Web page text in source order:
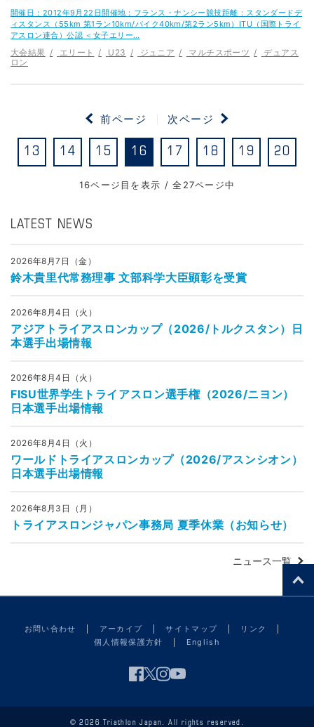
開催日：2012年9月22日開催地：フランス・ナンシー競技距離：スタンダードデ
ィスタンス（55km 第1ラン10km/バイク40km/第2ラン5km）ITU（国際トライ
アスロン連合）公認 ＜女子エリー…
大会結果 エリート U23 ジュニア マルチスポーツ
デュアス
ロン
16ページ目を表示 / 全27ページ中
前ページ
13 14 15 16 17 18 19 20
次ページ
LATEST NEWS
2026年8月7日（金）
鈴木貴里代常務理事 文部科学大臣顕彰を受賞
2026年8月4日（火）
アジアトライアスロンカップ（2026/トルクスタン）日
本選手出場情報
2026年8月4日（火）
FISU世界学生トライアスロン選手権（2026/ニヨン）
日本選手出場情報
2026年8月4日（火）
ワールドトライアスロンカップ（2026/アスンシオン）
日本選手出場情報
2026年8月3日（月）
トライアスロンジャパン事務局 夏季休業（お知らせ）
ニュース一覧
お問い合わせ アーカイブ サイトマップ
リンク
個人情報保護方針
English
© 2026 Triathlon Japan. All rights reserved.